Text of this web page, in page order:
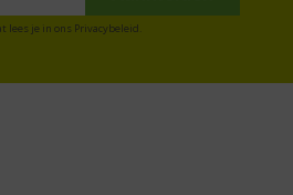
lees je in ons Privacybeleid